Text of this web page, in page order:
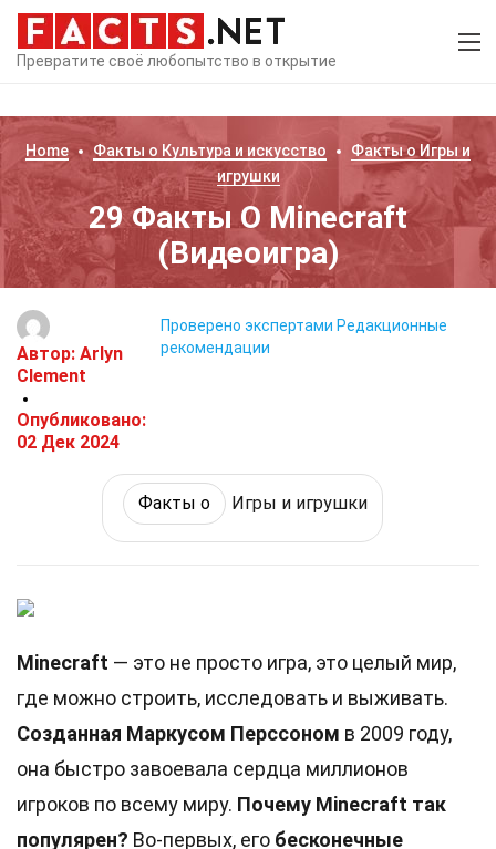
Превратите своё любопытство в открытие
Home Факты о Культура и искусство Факты о Игры и
игрушки
29 Факты О Minecraft
(Видеоигра)
Автор: Arlyn
Clement
Опубликовано:
02 Дек 2024
Проверено экспертами Редакционные
рекомендации
Факты о Игры и игрушки
Minecraft — это не просто игра, это целый мир,
где можно строить, исследовать и выживать.
Созданная Маркусом Перссоном в 2009 году,
она быстро завоевала сердца миллионов
игроков по всему миру. Почему Minecraft так
популярен? Во-первых, его бесконечные